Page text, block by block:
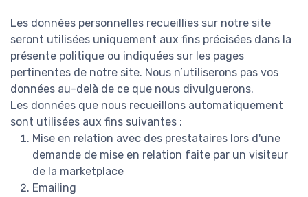
Les données personnelles recueillies sur notre site
seront utilisées uniquement aux fins précisées dans la
présente politique ou indiquées sur les pages
pertinentes de notre site. Nous n’utiliserons pas vos
données au-delà de ce que nous divulguerons.
Les données que nous recueillons automatiquement
sont utilisées aux fins suivantes :
Mise en relation avec des prestataires lors d'une
demande de mise en relation faite par un visiteur
de la marketplace
Emailing